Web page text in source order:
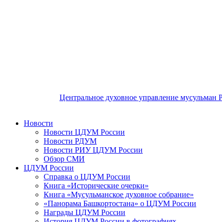
Центральное духовное управление мусульман
Новости
Новости ЦДУМ России
Новости РДУМ
Новости РИУ ЦДУМ России
Обзор СМИ
ЦДУМ России
Справка о ЦДУМ России
Книга «Исторические очерки»
Книга «Мусульманское духовное собрание»
«Панорама Башкортостана» о ЦДУМ России
Награды ЦДУМ России